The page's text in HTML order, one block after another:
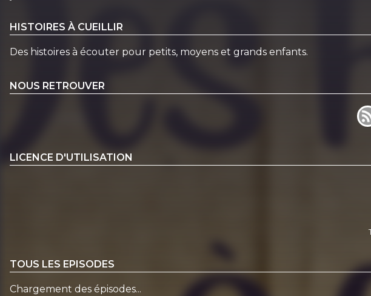
HISTOIRES À CUEILLIR
Des histoires à écouter pour petits, moyens et grands enfants.
NOUS RETROUVER
LICENCE D'UTILISATION
TOUS LES EPISODES
Chargement des épisodes...